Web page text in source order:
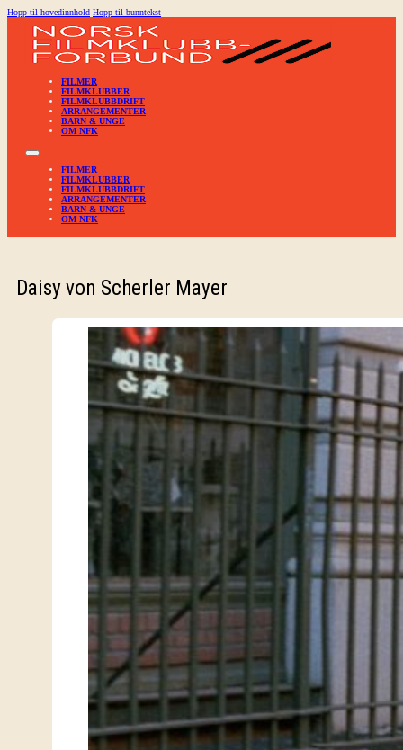
Hopp til hovedinnhold Hopp til bunntekst
FILMER
FILMKLUBBER
FILMKLUBBDRIFT
ARRANGEMENTER
BARN & UNGE
OM NFK
FILMER
FILMKLUBBER
FILMKLUBBDRIFT
ARRANGEMENTER
BARN & UNGE
OM NFK
Daisy von Scherler Mayer